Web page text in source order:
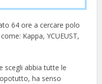
64 ore a cercare polo
Kappa, YCUEUST,
scegli abbia tutte le
ha senso